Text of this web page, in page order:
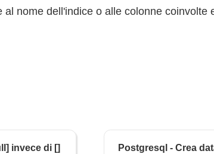
nome dell'indice o alle colonne coinvolte
invece di []
Postgresql - Crea